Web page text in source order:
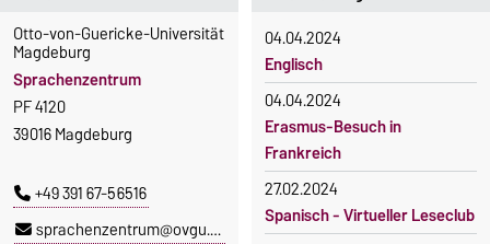
Otto-von-Guericke-Universität
Magdeburg
Sprachenzentrum
PF 4120
39016 Magdeburg
+49 391 67-56516
sprachenzentrum@ovgu.de
04.04.2024
Englisch
04.04.2024
Erasmus-Besuch in
Frankreich
27.02.2024
Spanisch - Virtueller Leseclub